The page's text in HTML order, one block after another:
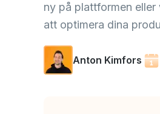
ny på plattformen
att optimera dina
Anton Kimfors